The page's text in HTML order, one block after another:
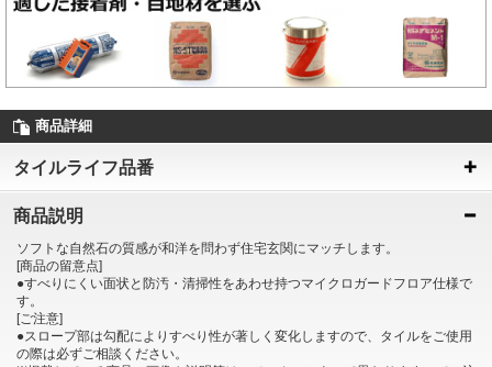
商品詳細
タイルライフ品番
商品説明
ソフトな自然石の質感が和洋を問わず住宅玄関にマッチします。
[商品の留意点]
●すべりにくい面状と防汚・清掃性をあわせ持つマイクロガードフロア仕様で
す。
[ご注意]
●スロープ部は勾配によりすべり性が著しく変化しますので、タイルをご使用
の際は必ずご相談ください。